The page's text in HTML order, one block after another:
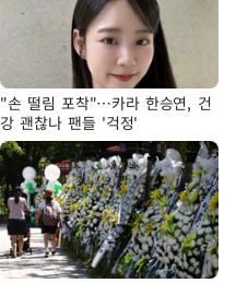
"손 떨림 포착"…카라 한승연, 건
강 괜찮나 팬들 '걱정'